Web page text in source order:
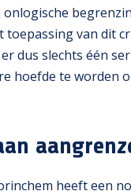
onlogische
toepassing van dit
dus slechts één
hoefde te worden
heeft een